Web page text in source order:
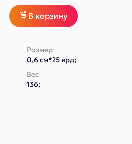
В корзину
Размер
0,6 см*25 ярд;
Вес
136;